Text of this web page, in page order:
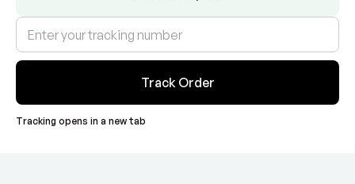
Track Order
Tracking opens in a new tab